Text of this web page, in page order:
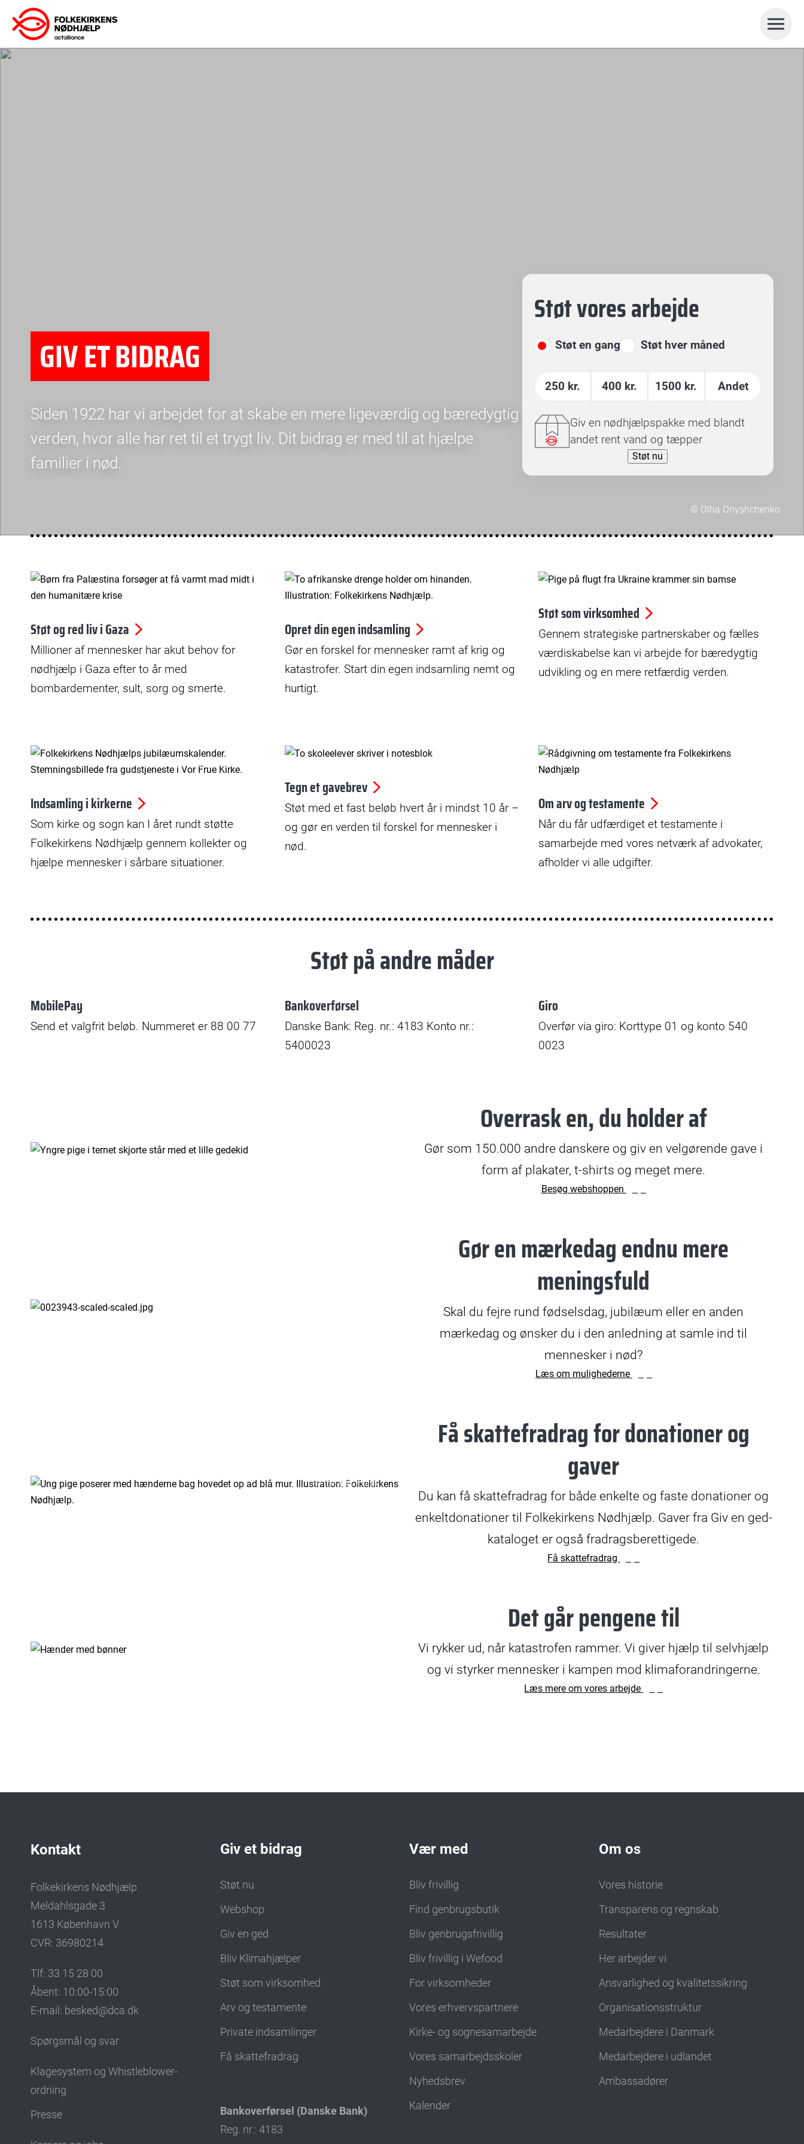
Gå
til
indhold
© Olha Onyshchenko
GIV ET BIDRAG
Siden 1922 har vi arbejdet for at skabe en mere ligeværdig og bæredygtig
verden, hvor alle har ret til et trygt liv. Dit bidrag er med til at hjælpe
familier i nød.
Støt vores arbejde
Støt en gang Støt hver måned
250 kr. 400 kr. 1500 kr. Andet
Giv en nødhjælpspakke med blandt
andet rent vand og tæpper
Støt og red liv i Gaza
Millioner af mennesker har akut behov for
nødhjælp i Gaza efter to år med
bombardementer, sult, sorg og smerte.
Opret din egen indsamling
Gør en forskel for mennesker ramt af krig og
katastrofer. Start din egen indsamling nemt og
hurtigt.
© Antti Yrjönen
Støt som virksomhed
Gennem strategiske partnerskaber og fælles
værdiskabelse kan vi arbejde for bæredygtig
udvikling og en mere retfærdig verden.
© Henrik Dons Christensen
Indsamling i kirkerne
Som kirke og sogn kan I året rundt støtte
Folkekirkens Nødhjælp gennem kollekter og
hjælpe mennesker i sårbare situationer.
Tegn et gavebrev
Støt med et fast beløb hvert år i mindst 10 år –
og gør en verden til forskel for mennesker i
nød.
Om arv og testamente
Når du får udfærdiget et testamente i
samarbejde med vores netværk af advokater,
afholder vi alle udgifter.
Støt på andre måder
MobilePay
Send et valgfrit beløb. Nummeret er 88 00 77
Bankoverførsel
Danske Bank: Reg. nr.: 4183 Konto nr.:
5400023
Giro
Overfør via giro: Korttype 01 og konto 540
0023
Overrask en, du holder af
Gør som 150.000 andre danskere og giv en velgørende gave i
form af plakater, t-shirts og meget mere.
Besøg webshoppen
Gør en mærkedag endnu mere
meningsfuld
Skal du fejre rund fødselsdag, jubilæum eller en anden
mærkedag og ønsker du i den anledning at samle ind til
mennesker i nød?
Læs om mulighederne
© Yilmaz Polat
Få skattefradrag for donationer og
gaver
Du kan få skattefradrag for både enkelte og faste donationer og
enkeltdonationer til Folkekirkens Nødhjælp. Gaver fra Giv en ged-
kataloget er også fradragsberettigede.
Få skattefradrag
Det går pengene til
Vi rykker ud, når katastrofen rammer. Vi giver hjælp til selvhjælp
og vi styrker mennesker i kampen mod klimaforandringerne.
Læs mere om vores arbejde
Kontakt
Folkekirkens Nødhjælp
Meldahlsgade 3
1613 København V
CVR: 36980214
Tlf: 33 15 28 00
Åbent: 10:00-15:00
E-mail: besked@dca.dk
Spørgsmål og svar
Klagesystem og Whistleblower-
ordning
Presse
Giv et bidrag
Støt nu
Webshop
Giv en ged
Bliv Klimahjælper
Støt som virksomhed
Arv og testamente
Private indsamlinger
Få skattefradrag
Bankoverførsel (Danske Bank)
Reg. nr.: 4183
Vær med
Bliv frivillig
Find genbrugsbutik
Bliv genbrugsfrivillig
Bliv frivillig i Wefood
For virksomheder
Vores erhvervspartnere
Kirke- og sognesamarbejde
Vores samarbejdsskoler
Nyhedsbrev
Kalender
Om os
Vores historie
Transparens og regnskab
Resultater
Her arbejder vi
Ansvarlighed og kvalitetssikring
Organisationsstruktur
Medarbejdere i Danmark
Medarbejdere i udlandet
Ambassadører